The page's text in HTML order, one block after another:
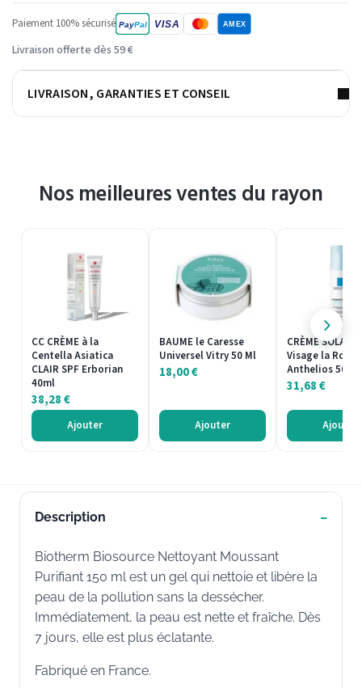
Paiement 100% sécurisé PayPal VISA AMEX
Livraison offerte dès 59 €
LIVRAISON, GARANTIES ET CONSEIL
Nos meilleures ventes du rayon
CC CRÈME à la
Centella Asiatica
CLAIR SPF Erborian
40ml
38,28€
Ajouter
BAUME le Caresse
Universel Vitry 50 Ml
18,00€
Ajouter
CRÈME
Visage la
Anthelios 50ml
31,68€
Ajouter
Description
Biotherm Biosource Nettoyant Moussant
Purifiant 150 ml est un gel qui nettoie et libère la
peau de la pollution sans la dessécher.
Immédiatement, la peau est nette et fraîche. Dès
7 jours, elle est plus éclatante.
Fabriqué en France.